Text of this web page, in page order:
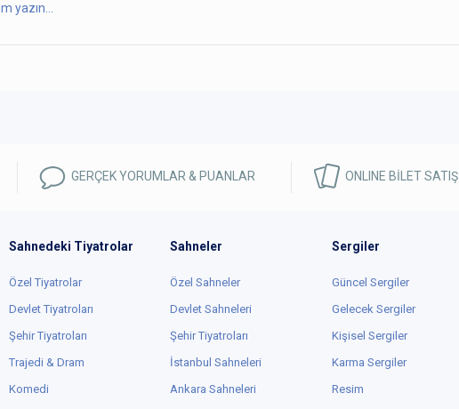
GERÇEK YORUMLAR & PUANLAR ONLINE BİLET SATIŞ
Sahnedeki Tiyatrolar
Özel Tiyatrolar
Devlet Tiyatroları
Şehir Tiyatroları
Trajedi & Dram
Komedi
Sahneler
Özel Sahneler
Devlet Sahneleri
Şehir Tiyatroları
İstanbul Sahneleri
Ankara Sahneleri
Sergiler
Güncel Sergiler
Gelecek Sergiler
Kişisel Sergiler
Karma Sergiler
Resim